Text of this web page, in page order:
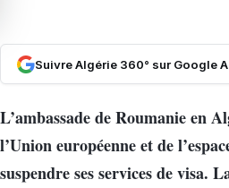
Suivre Algérie 360° sur Google
L’ambassade de Roumanie en
l’Union européenne et de
suspendre ses services de visa.